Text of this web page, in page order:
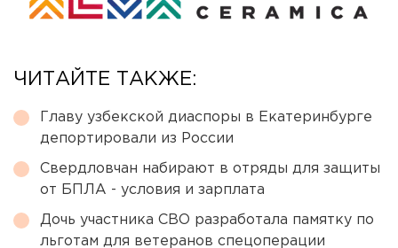
ЧИТАЙТЕ ТАКЖЕ:
Главу узбекской диаспоры в Екатеринбурге
депортировали из России
Свердловчан набирают в отряды для защиты
от БПЛА - условия и зарплата
Дочь участника СВО разработала памятку по
льготам для ветеранов спецоперации